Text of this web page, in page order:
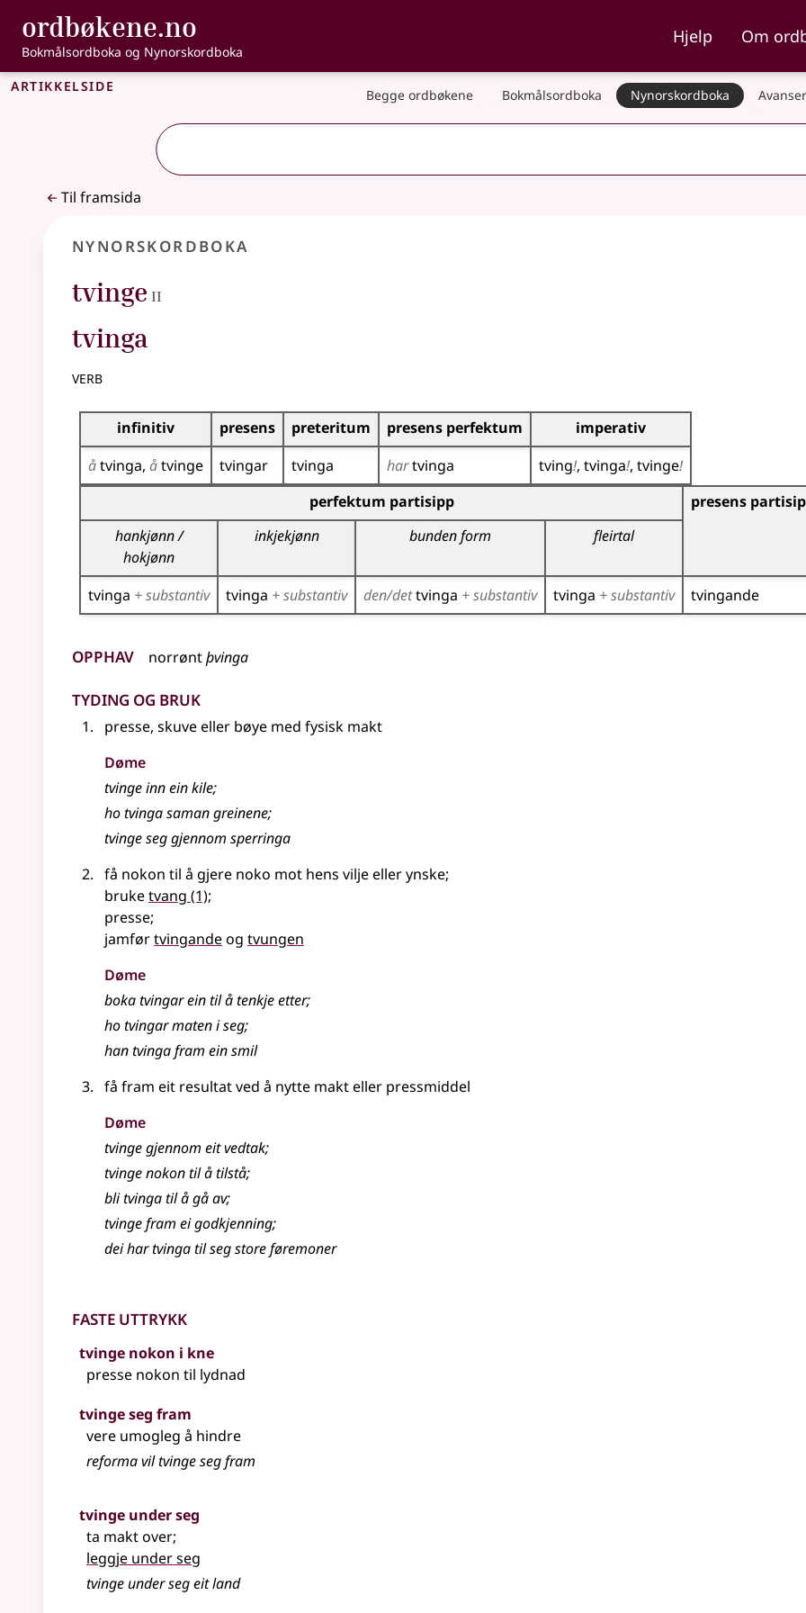
Gå til hovudinnhald
Tilgjenge
ordbøkene.no , Bokmålsordboka og Nynorskordboka
Bokmålsordboka og Nynorskordboka
Hjelp Om
Artikkelside Begge ordbøkene Bokmålsordboka Nynorskordboka
Til framsida
Nynorskordboka
tvinge II
tvinga
verb
Bøyningstabell for dette verbet
infinitiv presens preteritum presens perfektum
imperativ
åtvinga åtvinge tvingar tvinga hartvinga tving! tvinga! tvinge!
Bøyningstabell for dette verbet (partisippformer)
perfektum partisipp
presens
hankjønn /
hokjønn
inkjekjønn bunden form fleirtal
tvinga + substantiv tvinga + substantiv den/dettvinga + substantiv tvinga + substantiv tvingande
Opphav norrøntþvinga
Tyding og bruk
presse, skuve eller bøye med fysisk makt
Døme
tvinge inn ein kile;
ho tvinga saman greinene;
tvinge seg gjennom sperringa
få nokon til å gjere noko mot hens vilje eller ynske;
bruketvang (1);
presse;
jamførtvingandeog tvungen
Døme
boka tvingar ein til å tenkje etter;
ho tvingar maten i seg;
han tvinga fram ein smil
få fram eit resultat ved å nytte makt eller pressmiddel
Døme
tvinge gjennom eit vedtak;
tvinge nokon til å tilstå;
bli tvinga til å gå av;
tvinge fram ei godkjenning;
dei har tvinga til seg store føremoner
Faste uttrykk
tvinge nokon i kne
presse nokon til lydnad
tvinge seg fram
vere umogleg å hindre
reforma vil tvinge seg fram
tvinge under seg
ta makt over;
leggje under seg
tvinge under seg eit land